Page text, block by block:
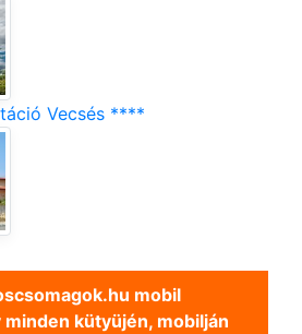
Vecsés ****
mobil
kütyüjén, mobilján